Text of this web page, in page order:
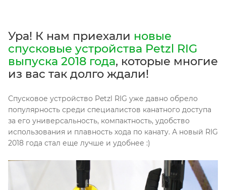
Ура! К нам приехали новые
спусковые устройства Petzl RIG
выпуска 2018 года, которые многие
из вас так долго ждали!
Спусковое устройство Petzl RIG уже давно обрело
популярность среди специалистов канатного доступа
за его универсальность, компактность, удобство
использования и плавность хода по канату. А новый RIG
2018 года стал еще лучше и удобнее :)